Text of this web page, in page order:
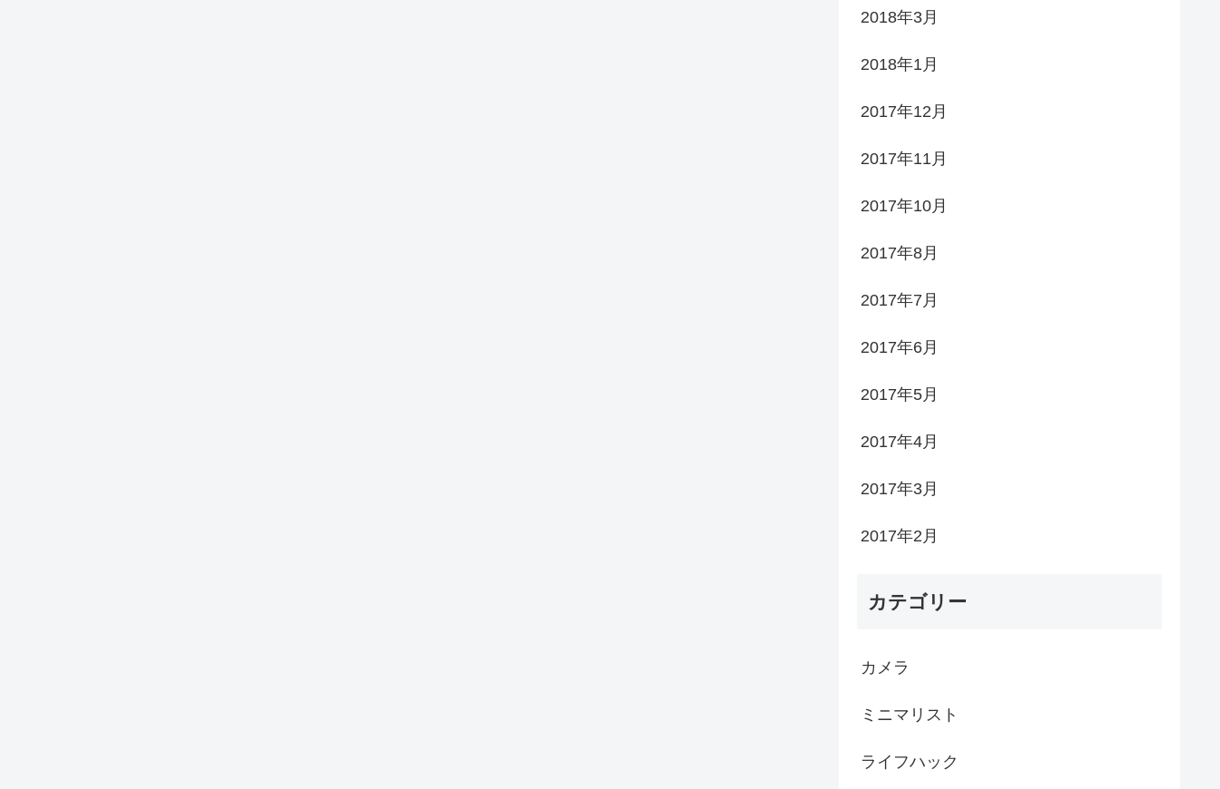
2018年3月
2018年1月
2017年12月
2017年11月
2017年10月
2017年8月
2017年7月
2017年6月
2017年5月
2017年4月
2017年3月
2017年2月
カテゴリー
カメラ
ミニマリスト
ライフハック